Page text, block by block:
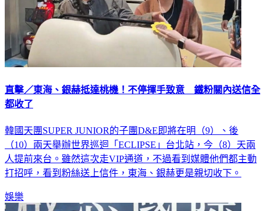
直擊／東海、銀赫抵達桃機！不停揮手致意 鐵粉關內送信全
韓國天團SUPER JUNIOR的子團D&E即將在明（9）、後
（10）兩天舉辦世界巡迴「ECLIPSE」台北站，今（8）天兩
人提前來台。雖然這次走VIP通道，不過看到媒體他們都主動